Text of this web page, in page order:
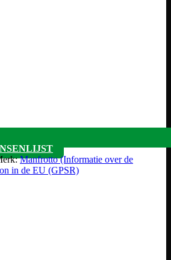
Manfrotto (Informatie over de
in de EU (GPSR)